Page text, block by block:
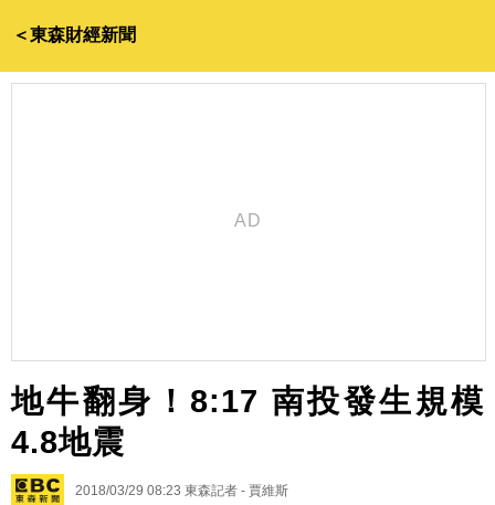
＜東森財經新聞
地牛翻身！8:17 南投發生規模
4.8地震
2018/03/29 08:23 東森記者 - 賈維斯